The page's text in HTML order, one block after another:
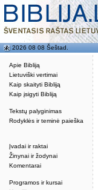
Apie Bibliją
Lietuviški vertimai
Kaip skaityti Bibliją
Kaip įsigyti Bibliją
Tekstų palyginimas
Rodyklės ir teminė paieška
Įvadai ir raktai
Žinynai ir žodynai
Komentarai
Programos ir kursai
2026 08 08 Šeštad.